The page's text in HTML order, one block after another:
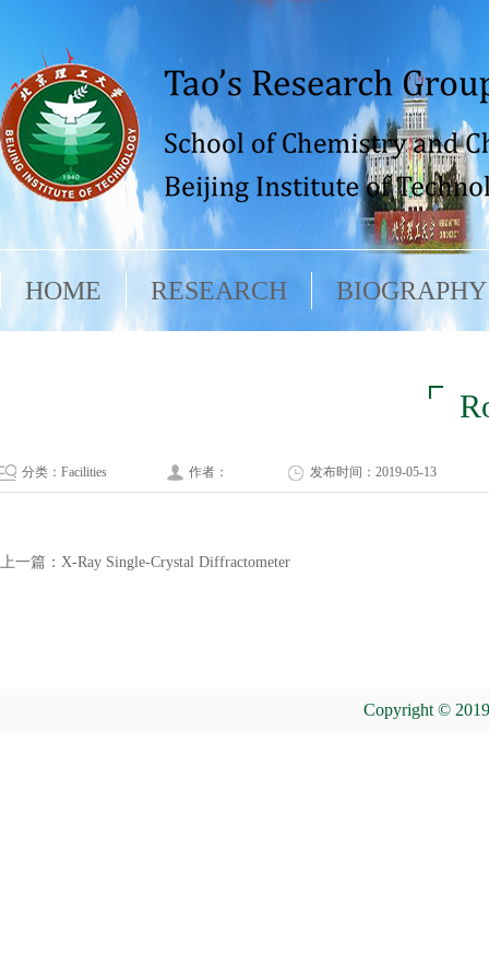
HOME RESEARCH BIOGRAPHY
分类：Facilities 作者： 发布时间：2019-05-13
上一篇： X-Ray Single-Crystal Diffractometer
Copyright ©